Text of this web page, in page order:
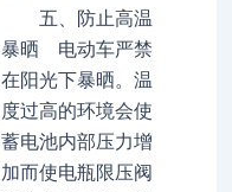
五、防止高温
暴晒 电动车严禁
在阳光下暴晒。温
度过高的环境会使
蓄电池内部压力增
加而使电瓶限压阀